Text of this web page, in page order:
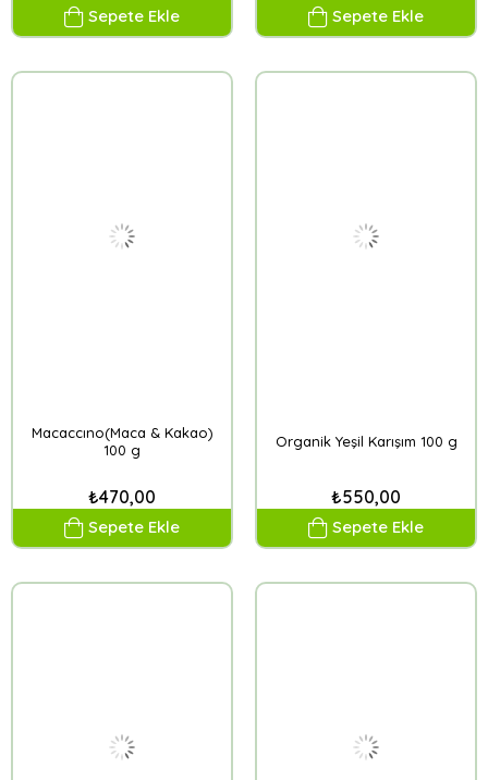
Sepete Ekle Sepete Ekle
Macaccıno(Maca & Kakao)
100 g
₺470,00
Sepete Ekle
Organik Yeşil Karışım 100 g
₺550,00
Sepete Ekle